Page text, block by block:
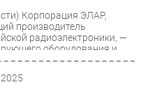
Корпорация ЭЛАР,
производитель
радиоэлектроники, —
оборудования и
долговременного